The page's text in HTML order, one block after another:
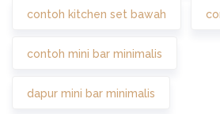
contoh kitchen set bawah
contoh mini bar minimalis
dapur mini bar minimalis